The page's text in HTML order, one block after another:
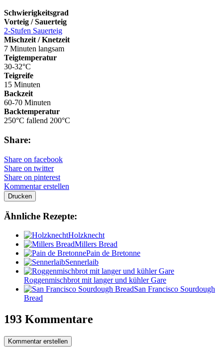
Schwierigkeitsgrad
Vorteig / Sauerteig
2-Stufen Sauerteig
Mischzeit / Knetzeit
7 Minuten langsam
Teigtemperatur
30-32°C
Teigreife
15 Minuten
Backzeit
60-70 Minuten
Backtemperatur
250°C fallend 200°C
Share:
Share on facebook
Share on twitter
Share on pinterest
Kommentar erstellen
Drucken
Ähnliche Rezepte:
Holzknecht
Millers Bread
Pain de Bretonne
Sennerlaib
Roggenmischbrot mit langer und kühler Gare
San Francisco Sourdough
Bread
193 Kommentare
Kommentar erstellen